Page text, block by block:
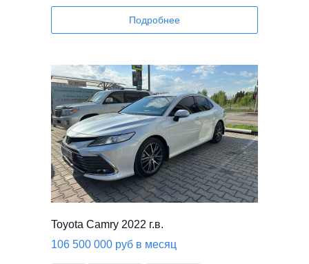
ВИДЕО
106 500 000 руб в месяц
Toyota Camry 2022 г.в.
Подробнее